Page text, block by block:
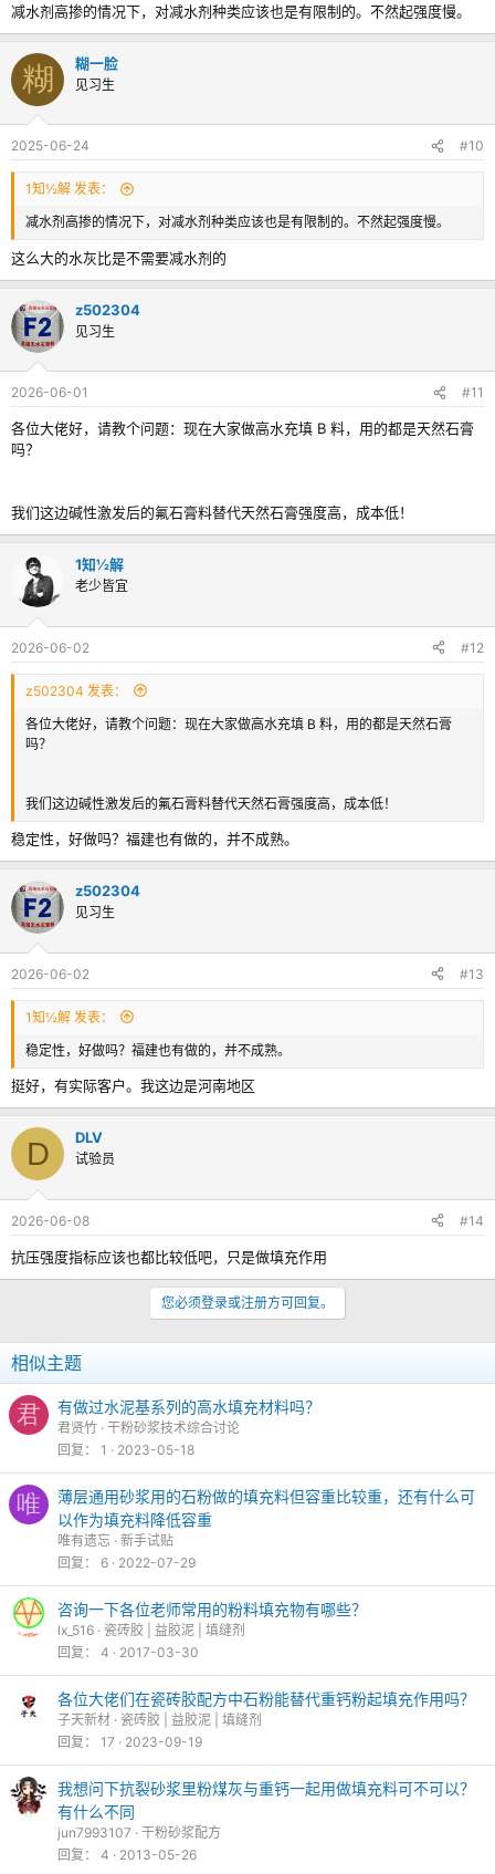
减水剂高掺的情况下，对减水剂种类应该也是有限制的。不然起强度慢。
糊 糊一脸
见习生
2025-06-24 #10
1知½解 发表：
减水剂高掺的情况下，对减水剂种类应该也是有限制的。不然起强度慢。
这么大的水灰比是不需要减水剂的
z502304
见习生
2026-06-01 #11
各位大佬好，请教个问题：现在大家做高水充填 B 料，用的都是天然石膏
吗？
我们这边碱性激发后的氟石膏料替代天然石膏强度高，成本低！
1知½解
老少皆宜
2026-06-02 #12
z502304 发表：
各位大佬好，请教个问题：现在大家做高水充填 B 料，用的都是天然石膏
吗？
我们这边碱性激发后的氟石膏料替代天然石膏强度高，成本低！
稳定性，好做吗？福建也有做的，并不成熟。
z502304
见习生
2026-06-02 #13
1知½解 发表：
稳定性，好做吗？福建也有做的，并不成熟。
挺好，有实际客户。我这边是河南地区
D DLV
试验员
2026-06-08 #14
抗压强度指标应该也都比较低吧，只是做填充作用
您必须登录或注册方可回复。
相似主题
君 有做过水泥基系列的高水填充材料吗？
君贤竹 干粉砂浆技术综合讨论
回复
1 2023-05-18
唯
薄层通用砂浆用的石粉做的填充料但容重比较重，还有什么可
以作为填充料降低容重
唯有遗忘
新手试贴
回复
6 2022-07-29
咨询一下各位老师常用的粉料填充物有哪些？
lx_516
瓷砖胶 | 益胶泥 | 填缝剂
回复
4 2017-03-30
各位大佬们在瓷砖胶配方中石粉能替代重钙粉起填充作用吗？
子天新材
瓷砖胶 | 益胶泥 | 填缝剂
回复
17 2023-09-19
我想问下抗裂砂浆里粉煤灰与重钙一起用做填充料可不可以？
有什么不同
jun7993107
干粉砂浆配方
回复
4 2013-05-26